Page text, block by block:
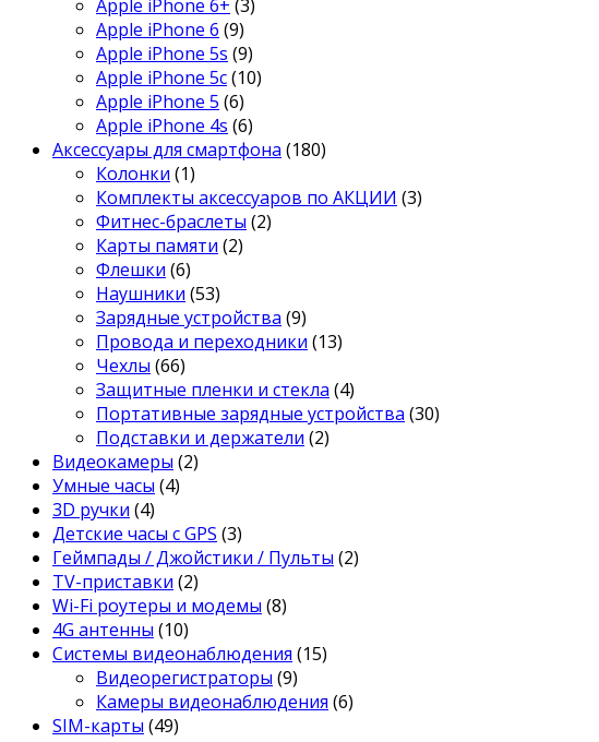
Apple iPhone 6+ (3)
Apple iPhone 6 (9)
Apple iPhone 5s (9)
Apple iPhone 5c(10)
Apple iPhone 5 (6)
Apple iPhone 4s (6)
Аксессуары для смартфона (180)
Колонки (1)
Комплекты аксессуаров по АКЦИИ (3)
Фитнес-браслеты (2)
Карты памяти (2)
Флешки (6)
Наушники (53)
Зарядные устройства (9)
Провода и переходники (13)
Чехлы (66)
Защитные пленки и стекла (4)
Портативные зарядные устройства (30)
Подставки и держатели (2)
Видеокамеры (2)
Умные часы (4)
3D ручки (4)
Детские часы с GPS (3)
Геймпады / Джойстики / Пульты (2)
TV-приставки (2)
Wi-Fi роутеры и модемы (8)
4G антенны (10)
Системы видеонаблюдения (15)
Видеорегистраторы (9)
Камеры видеонаблюдения (6)
SIM-карты (49)